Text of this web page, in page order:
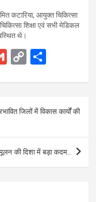
कटारिया, आयुक्त चिकित्सा
शिक्षा एवं सभी मेडिकल
थे।
G
ail
C
py
Li
n
k
ar
जिलों में विकास कार्यों की
की दिशा में बड़ा कदम…